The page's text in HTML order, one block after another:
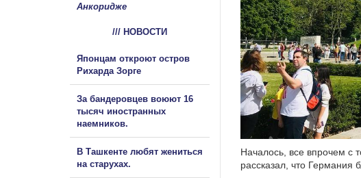
Началось, все впрочем с
рассказал, что Германия
Анкоридже
/// НОВОСТИ
Японцам откроют остров
Рихарда Зорге
За бандеровцев воюют 16
тысяч иностранных
наемников.
В Ташкенте любят жениться
на старухах.